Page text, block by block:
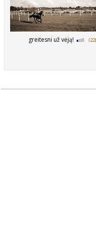
greitesni už vėją! (22)